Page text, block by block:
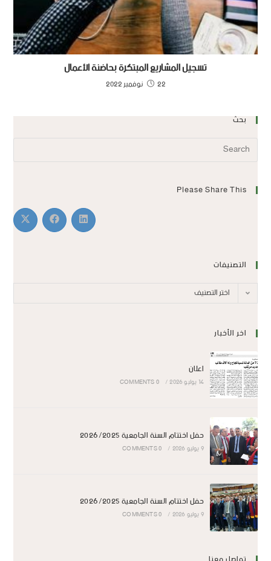
تسجيل المشاريع المبتكرة بحاضنة الأعمال
22 نوفمبر 2022
بحث
Please Share This
التصنيفات
اختر التصنيف
اخر الأخبار
اعلان
14 يوليو 2026 /
0 COMMENTS
حفل اختتام السنة الجامعية 2026/2025
9 يوليو 2026 /
0 COMMENTS
حفل اختتام السنة الجامعية 2026/2025
9 يوليو 2026 /
0 COMMENTS